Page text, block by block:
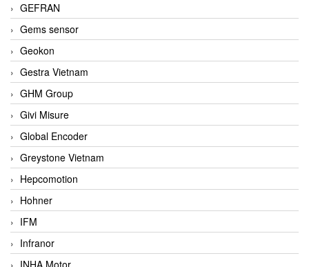
GEFRAN
Gems sensor
Geokon
Gestra Vietnam
GHM Group
Givi Misure
Global Encoder
Greystone Vietnam
Hepcomotion
Hohner
IFM
Infranor